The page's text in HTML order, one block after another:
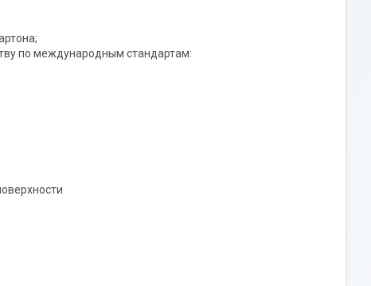
по международным стандартам: